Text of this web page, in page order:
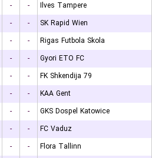
- -
Ilves Tampere
- -
SK Rapid Wien
- -
Rigas Futbola Skola
- -
Gyori ETO FC
- -
FK Shkendija 79
- -
KAA Gent
- -
GKS Dospel Katowice
- -
FC Vaduz
- -
Flora Tallinn